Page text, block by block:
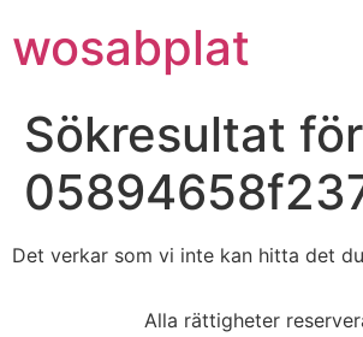
wosabplat
Sökresultat
Det verkar som vi inte kan hitta det
Alla rättigheter